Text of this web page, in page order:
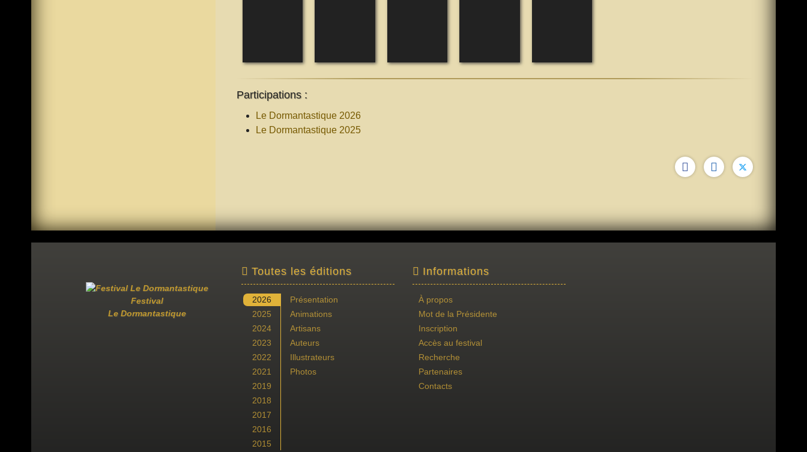
Participations :
Le Dormantastique 2026
Le Dormantastique 2025
Festival
Le Dormantastique
Toutes les éditions
2026
2025
2024
2023
2022
2021
2019
2018
2017
2016
2015
Présentation
Animations
Artisans
Auteurs
Illustrateurs
Photos
Informations
À propos
Mot de la Présidente
Inscription
Accès au festival
Recherche
Partenaires
Contacts